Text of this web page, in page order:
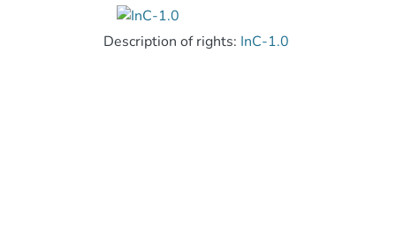
Description of rights: InC-1.0